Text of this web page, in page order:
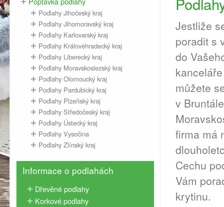
Podlahy Jihočeský kraj
Podlahy Jihomoravský kraj
Podlahy Karlovarský kraj
Podlahy Královéhradecký kraj
Podlahy Liberecký kraj
Podlahy Moravskoslezský kraj
Podlahy Olomoucký kraj
Podlahy Pardubický kraj
Podlahy Plzeňský kraj
Podlahy Středočeský kraj
Podlahy Ústecký kraj
Podlahy Vysočina
Podlahy Zlínský kraj
Informace o podlahách
Dřevěné podlahy
Korkové podlahy
Jestliže
poradit s
do
můžete
v
firma má
Cechu
Vám
krytinu.